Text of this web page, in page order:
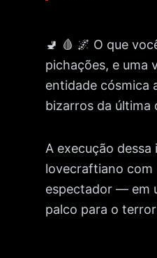
🚽 🩸 🌌 O que
pichações, e uma
entidade cósmica
bizarros da última
A execução
lovecraftiano
espectador — em
palco para o